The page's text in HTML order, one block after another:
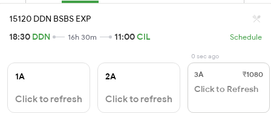
15120 DDN BSBS EXP
18:30 DDN 16h 30m 11:00CIL Schedule
1A
Click to refresh
2A
Click to refresh
0 sec ago
3A ₹1080
Click to Refresh